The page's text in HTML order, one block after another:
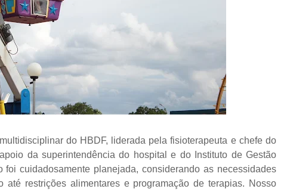
do HBDF, liderada pela fisioterapeuta e chefe do
da superintendência do hospital e do Instituto de Gestão
foi cuidadosamente planejada, considerando as necessidades
restrições alimentares e programação de terapias. Nosso